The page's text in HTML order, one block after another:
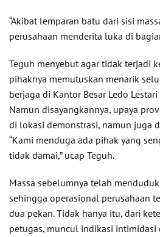
“Akibat lemparan batu dari sisi
perusahaan menderita luka di
Teguh menyebut agar tidak terjadi
pihaknya memutuskan menarik
berjaga di Kantor Besar Ledo Lestari
Namun disayangkannya, upaya
di lokasi demonstrasi, namun juga
“Kami menduga ada pihak yang
tidak damai,” ucap Teguh.
Massa sebelumnya telah
sehingga operasional perusahaan
dua pekan. Tidak hanya itu, dari
petugas, muncul indikasi intimidasi